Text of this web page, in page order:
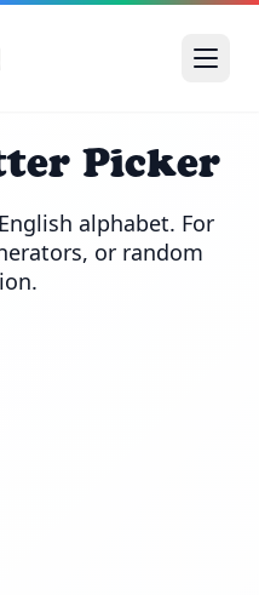
Picker
alphabet. For
or random